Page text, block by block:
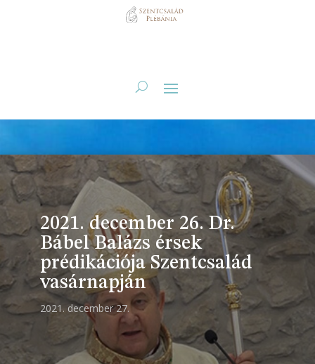
2021. december 26. Dr.
Bábel Balázs érsek
prédikációja Szentcsalád
vasárnapján
2021. december 27.